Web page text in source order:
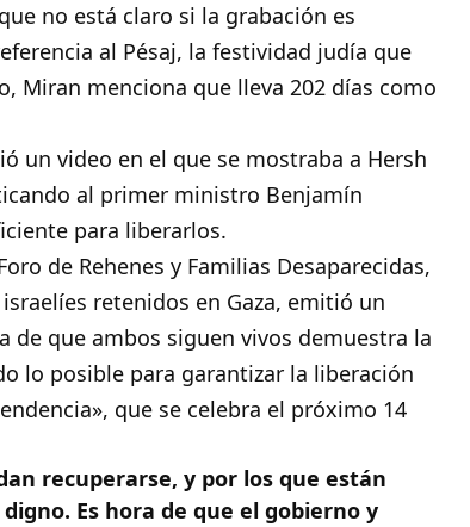
no está claro si la grabación es
al Pésaj, la festividad judía que
Miran menciona que lleva 202 días como
un video en el que se mostraba a Hersh
al primer ministro Benjamín
para liberarlos.
de Rehenes y Familias Desaparecidas,
retenidos en Gaza, emitió un
de que ambos siguen vivos demuestra la
lo posible para garantizar la liberación
que se celebra el próximo 14
recuperarse, y por los que están
Es hora de que el gobierno y